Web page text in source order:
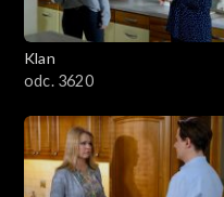
Klan
odc. 3620